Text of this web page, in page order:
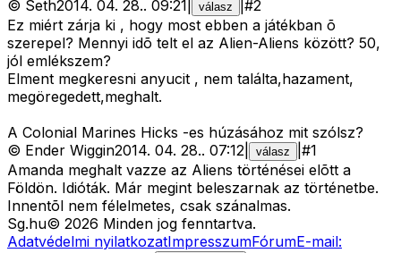
© Seth2014. 04. 28.. 09:21 válasz #2
Ez miért zárja ki , hogy most ebben a játékban õ
szerepel? Mennyi idõ telt el az Alien-Aliens között? 50,
jól emlékszem?
Elment megkeresni anyucit , nem találta,hazament,
megöregedett,meghalt.
A Colonial Marines Hicks -es húzásához mit szólsz?
© Ender Wiggin2014. 04. 28.. 07:12 válasz #1
Amanda meghalt vazze az Aliens történései elõtt a
Földön. Idióták. Már megint beleszarnak az történetbe.
Innentõl nem félelmetes, csak szánalmas.
Sg.hu© 2026 Minden jog fenntartva.
Adatvédelmi nyilatkozatImpresszumFórumE-mail: